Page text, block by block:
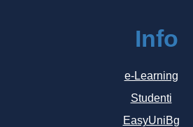
Info
e-Learning
Studenti
EasyUniBg